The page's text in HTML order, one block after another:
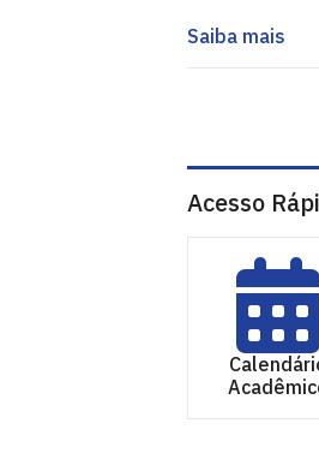
Saiba mais
Acesso